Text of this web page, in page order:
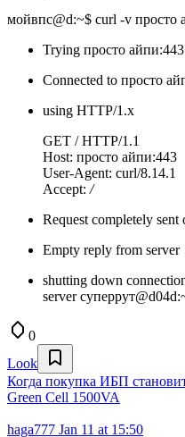
мойвпс@d:~$ curl -v просто
Trying просто
Connected to просто
using HTTP/1.x
GET / HTTP/1.1
Host: просто айпи:443
User-Agent: curl/8.14.1
Accept: /
Request completely sent
Empty reply from server
shutting down
server
0
Look
Когда покупка ИБП
Green Cell 1500VA
haga777 Jan 11 at 15:50